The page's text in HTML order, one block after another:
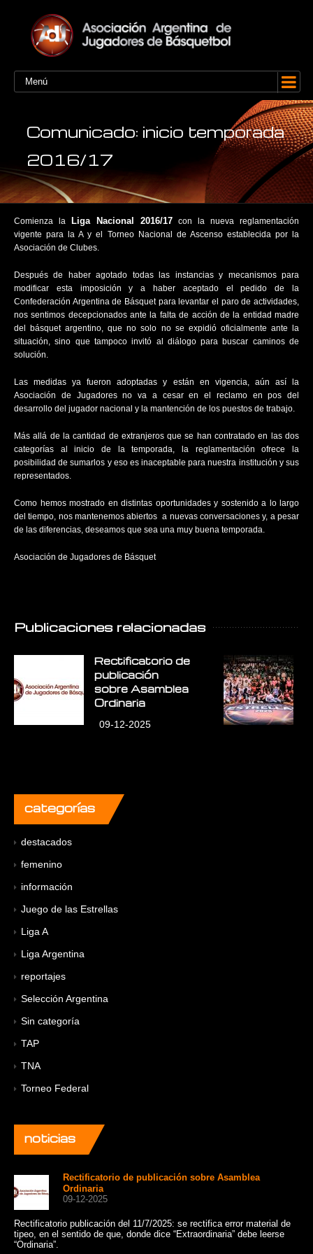
Menú
Comunicado: inicio temporada
2016/17
Comienza la Liga Nacional 2016/17 con la nueva reglamentación
vigente para la A y el Torneo Nacional de Ascenso establecida por la
Asociación de Clubes.
Después de haber agotado todas las instancias y mecanismos para
modificar esta imposición y a haber aceptado el pedido de la
Confederación Argentina de Básquet para levantar el paro de actividades,
nos sentimos decepcionados ante la falta de acción de la entidad madre
del básquet argentino, que no solo no se expidió oficialmente ante la
situación, sino que tampoco invitó al diálogo para buscar caminos de
solución.
Las medidas ya fueron adoptadas y están en vigencia, aún así la
Asociación de Jugadores no va a cesar en el reclamo en pos del
desarrollo del jugador nacional y la mantención de los puestos de trabajo.
Más allá de la cantidad de extranjeros que se han contratado en las dos
categorías al inicio de la temporada, la reglamentación ofrece la
posibilidad de sumarlos y eso es inaceptable para nuestra institución y sus
representados.
Como hemos mostrado en distintas oportunidades y sostenido a lo largo
del tiempo, nos mantenemos abiertos a nuevas conversaciones y, a pesar
de las diferencias, deseamos que sea una muy buena temporada.
Asociación de Jugadores de Básquet
Publicaciones relacionadas
Rectificatorio de
publicación
sobre Asamblea
Ordinaria
09-12-2025
categorías
destacados
femenino
información
Juego de las Estrellas
Liga A
Liga Argentina
reportajes
Selección Argentina
Sin categoría
TAP
TNA
Torneo Federal
noticias
Rectificatorio de publicación sobre Asamblea
Ordinaria
09-12-2025
Rectificatorio publicación del 11/7/2025: se rectifica error material de
tipeo, en el sentido de que, donde dice “Extraordinaria” debe leerse
“Ordinaria”.